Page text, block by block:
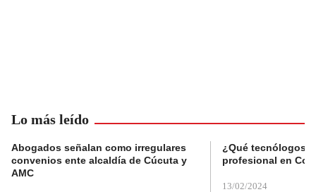
Lo más leído
Abogados señalan como irregulares
convenios ente alcaldía de Cúcuta y
AMC
¿Qué tecnólogos
profesional en
13/02/2024